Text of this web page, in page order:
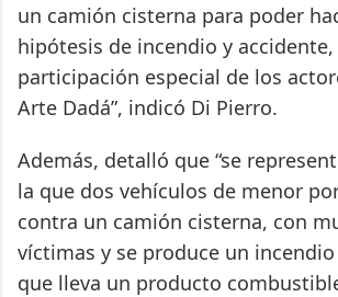
un camión cisterna para poder
hipótesis de incendio y accidente,
participación especial de los
Arte Dadá”, indicó Di Pierro.
Además, detalló que “se
la que dos vehículos de menor
contra un camión cisterna, con
víctimas y se produce un
que lleva un producto